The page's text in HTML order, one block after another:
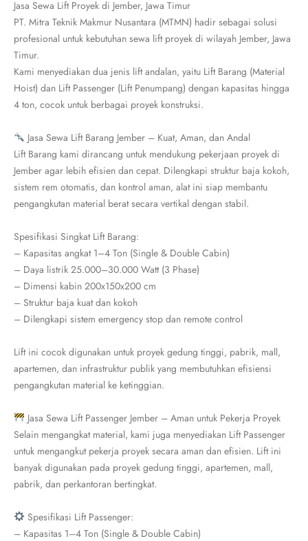
Jasa Sewa Lift Proyek di Jember, Jawa Timur
PT. Mitra Teknik Makmur Nusantara (MTMN) hadir sebagai solusi
profesional untuk kebutuhan sewa lift proyek di wilayah Jember, Jawa
Timur.
Kami menyediakan dua jenis lift andalan, yaitu Lift Barang (Material
Hoist) dan Lift Passenger (Lift Penumpang) dengan kapasitas hingga
4 ton, cocok untuk berbagai proyek konstruksi.
Jasa Sewa Lift Barang Jember – Kuat, Aman, dan Andal
Lift Barang kami dirancang untuk mendukung pekerjaan proyek di
Jember agar lebih efisien dan cepat. Dilengkapi struktur baja kokoh,
sistem rem otomatis, dan kontrol aman, alat ini siap membantu
pengangkutan material berat secara vertikal dengan stabil.
Spesifikasi Singkat Lift Barang:
– Kapasitas angkat 1–4 Ton (Single & Double Cabin)
– Daya listrik 25.000–30.000 Watt (3 Phase)
– Dimensi kabin 200x150x200 cm
– Struktur baja kuat dan kokoh
– Dilengkapi sistem emergency stop dan remote control
Lift ini cocok digunakan untuk proyek gedung tinggi, pabrik, mall,
apartemen, dan infrastruktur publik yang membutuhkan efisiensi
pengangkutan material ke ketinggian.
Jasa Sewa Lift Passenger Jember – Aman untuk Pekerja Proyek
Selain mengangkat material, kami juga menyediakan Lift Passenger
untuk mengangkut pekerja proyek secara aman dan efisien. Lift ini
banyak digunakan pada proyek gedung tinggi, apartemen, mall,
pabrik, dan perkantoran bertingkat.
Spesifikasi Lift Passenger:
– Kapasitas 1–4 Ton (Single & Double Cabin)